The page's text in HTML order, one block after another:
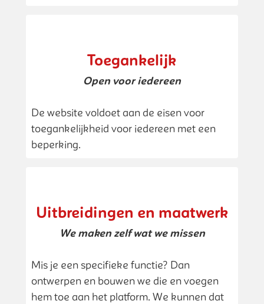
Toegankelijk
Open voor iedereen
De website voldoet aan de eisen voor
toegankelijkheid voor iedereen met een
beperking.
Uitbreidingen en maatwerk
We maken zelf wat we missen
Mis je een specifieke functie? Dan
ontwerpen en bouwen we die en voegen
hem toe aan het platform. We kunnen dat